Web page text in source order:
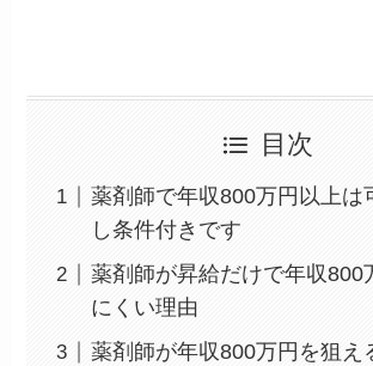
目次
薬剤師で年収800万円以上は
し条件付きです
薬剤師が昇給だけで年収800
にくい理由
薬剤師が年収800万円を狙え